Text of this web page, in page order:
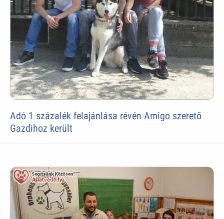
Adó 1 százalék felajánlása révén Amigo szerető
Gazdihoz került